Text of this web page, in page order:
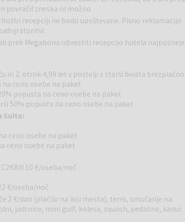
ležišči za eno osebo in raztegljiv naslanjač, ki služi kot
ležalniki in senčniki ter terasa za sončenje. Zraven se
od hotela so kamnita, travnata in prodnata plaža z
restavracije za zajtrk in večerjo, ki občasno
Lobby bar.
Activities & Experience Team skrbi, da kar najlepše preživite
katerih boste pripovedovali vsem, ko se vrnete
4 do 12 let; kreativne delavnice in razne igre, šport itd.) in
bližini so na voljo jutranja gimnastika ali
Ob doplačilu pa še: tenis, namizni tenis, mini golf,
kolesa, kolesa, nogomet, košarka, windsurfing, kanú,
približno 5 km od centra Poreča, a povezan s turističnim
povračil zneska ni možno
recepciji ne bodo upoštevane. Pisno reklamacijo
storitvi.
prek Megabona obvestiti recepcijo hotela najpozneje
in 2. otrok 4,99 let v postelji s starši bivata brezplačno
ceno osebe na paket
popusta na ceno osebe na paket
50% popusta na ceno osebe na paket
Suito:
ceno osebe na paket
ceno osebe na paket
10 €/oseba/noč
€/oseba/noč
2 €/dan (plačilo na licu mesta), tenis, smučanje na
jadrnice, mini golf, kolesa, squash, pedaline, kanui